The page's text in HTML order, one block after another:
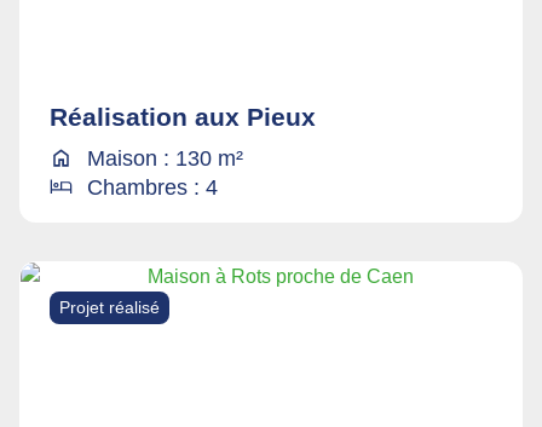
Réalisation aux Pieux
Maison : 130 m²
Chambres : 4
Projet réalisé